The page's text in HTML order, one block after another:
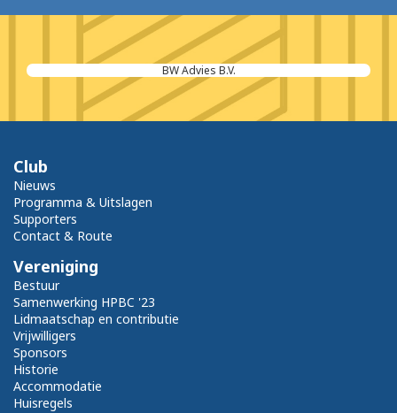
BW Advies B.V.
Club
Nieuws
Programma & Uitslagen
Supporters
Contact & Route
Vereniging
Bestuur
Samenwerking HPBC '23
Lidmaatschap en contributie
Vrijwilligers
Sponsors
Historie
Accommodatie
Huisregels